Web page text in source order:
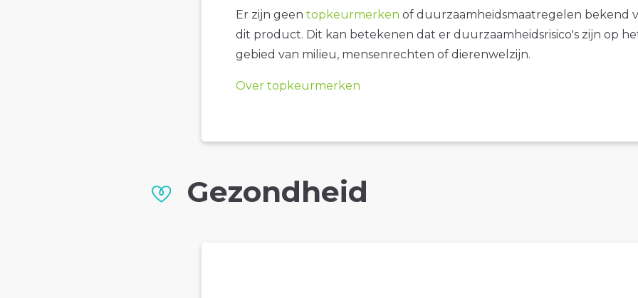
Er zijn geen topkeurmerken of duurzaamheidsmaatregelen bekend
dit product. Dit kan betekenen dat er duurzaamheidsrisico's zijn op
gebied van milieu, mensenrechten of dierenwelzijn.
Over topkeurmerken
Gezondheid